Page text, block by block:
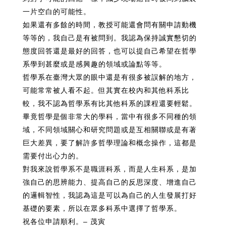
一片空白的可能性。
如果還有多餘的時間，教授可能還會問有關申請動機
等等的，我自己是有被問到。我認為保持誠實懇切的
態度回答還是最好的回答，也可以提自己希望在哲學
系學到甚麼或是感興趣的領域或論點等等。
哲學系在臺灣大眾的眼中還是有很多被誤解的地方，
可能常常被人看不起。但其實在校內和其他科系比
較，我不認為哲學系有比其他科系的課程還要輕鬆。
畢竟哲學是個非常大的學科，當中有很多不同種的領
域，不同領域關心和研究問題或是互相關聯或是有著
巨大差異，要了解許多哲學理論和概念操作，這都是
需要付出心力的。
對我來說哲學系不是職涯科系，而是人生科系，是加
強自己的思辨能力、提高自己的反思深度、增進自己
的邏輯智性，我認為這是可以為自己的人生發展打好
基礎的要素，所以在眾多科系中選擇了哲學系。
祝各位申請順利。– 茂寅